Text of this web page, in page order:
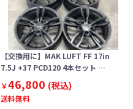
【交換用に】MAK LUFT FF 17in
7.5J +37 PCD120 4本セット …
￥46,800 (税込)
送料無料